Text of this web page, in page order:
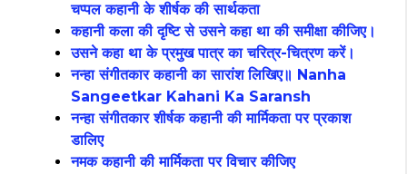
चप्पल कहानी के शीर्षक की सार्थकता
कहानी कला की दृष्टि से उसने कहा था की समीक्षा कीजिए।
उसने कहा था के प्रमुख पात्र का चरित्र-चित्रण करें।
नन्हा संगीतकार कहानी का सारांश लिखिए॥ Nanha
Sangeetkar Kahani Ka Saransh
नन्हा संगीतकार शीर्षक कहानी की मार्मिकता पर प्रकाश
डालिए
नमक कहानी की मार्मिकता पर विचार कीजिए